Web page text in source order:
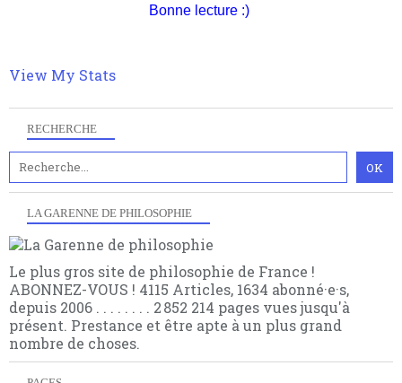
RECHERCHE
LA GARENNE DE PHILOSOPHIE
Le plus gros site de philosophie de France !
ABONNEZ-VOUS ! 4115 Articles, 1634 abonné·e·s,
depuis 2006 . . . . . . . . 2 852 214 pages vues jusqu'à
présent. Prestance et être apte à un plus grand
nombre de choses.
quantique, résolvant la plupart des impasses
multiples facteurs et échelles. Ce site contient des
articles pour être apte à un plus grand nombre de
Bonne lecture :)
View My Stats